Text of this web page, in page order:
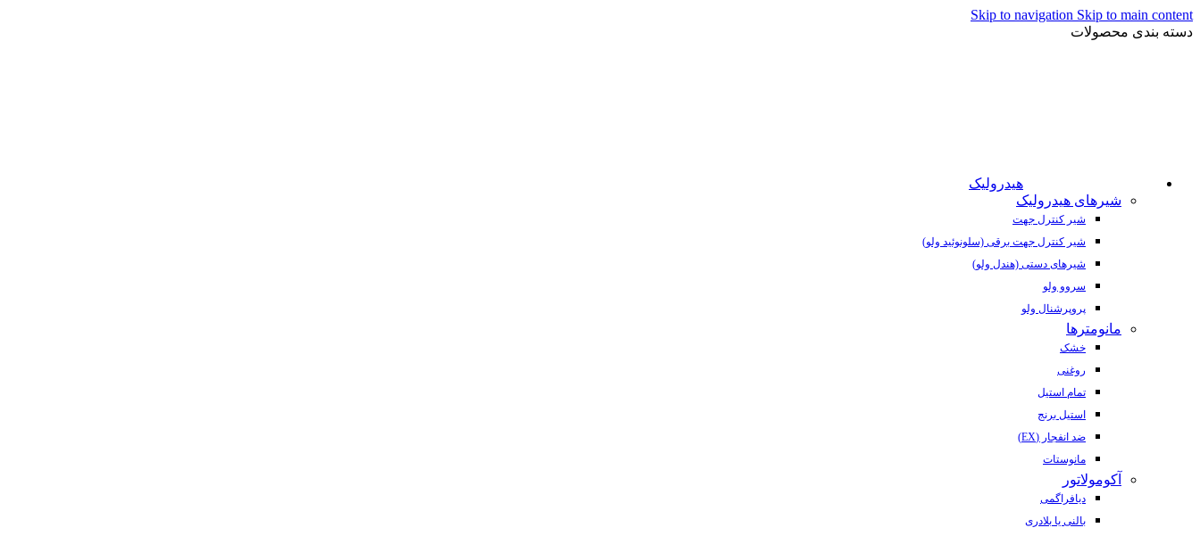
Skip to navigation Skip to main content
دسته بندی محصولات
هیدرولیک
شیرهای هیدرولیک
شیر کنترل جهت
شیر کنترل جهت برقی (سلونوئید ولو)
شیرهای دستی (هندل ولو)
سروو ولو
پروپرشنال ولو
مانومترها
خشک
روغنی
تمام استیل
استیل برنج
ضد انفجار (EX)
مانوستات
آکومولاتور
دیافراگمی
بالنی یا بلادری